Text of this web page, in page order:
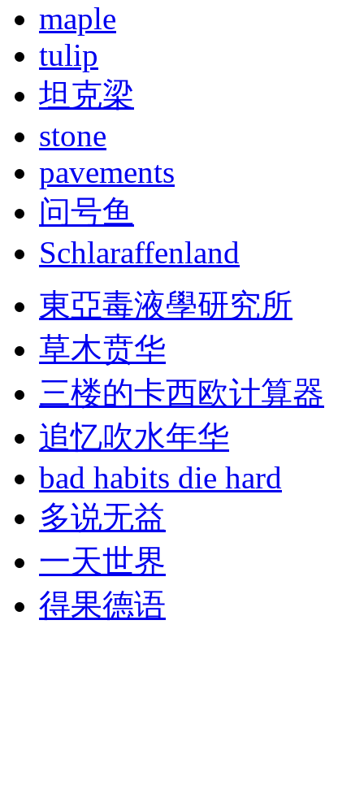
maple
tulip
坦克梁
stone
pavements
问号鱼
Schlaraffenland
東亞毒液學研究所
草木贲华
三楼的卡西欧计算器
追忆吹水年华
bad habits die hard
多说无益
一天世界
得果德语